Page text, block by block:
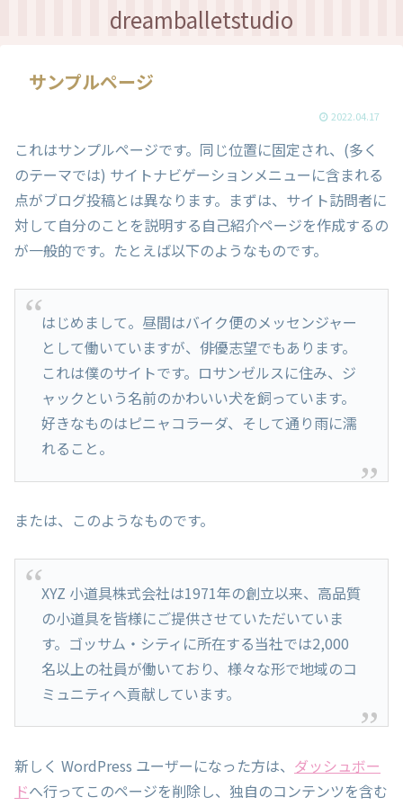
dreamballetstudio
サンプルページ
2022.04.17
これはサンプルページです。同じ位置に固定され、(多く
のテーマでは) サイトナビゲーションメニューに含まれる
点がブログ投稿とは異なります。まずは、サイト訪問者に
対して自分のことを説明する自己紹介ページを作成するの
が一般的です。たとえば以下のようなものです。
はじめまして。昼間はバイク便のメッセンジャー
として働いていますが、俳優志望でもあります。
これは僕のサイトです。ロサンゼルスに住み、ジ
ャックという名前のかわいい犬を飼っています。
好きなものはピニャコラーダ、そして通り雨に濡
れること。
または、このようなものです。
XYZ 小道具株式会社は1971年の創立以来、高品質
の小道具を皆様にご提供させていただいていま
す。ゴッサム・シティに所在する当社では2,000
名以上の社員が働いており、様々な形で地域のコ
ミュニティへ貢献しています。
新しく WordPress ユーザーになった方は、 ダッシュボー
ドへ行ってこのページを削除し、独自のコンテンツを含む